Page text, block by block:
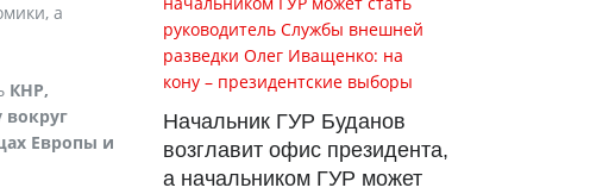
а
КНР,
вокруг
Европы и
Начальник ГУР Буданов
возглавит офис президента,
а начальником ГУР может